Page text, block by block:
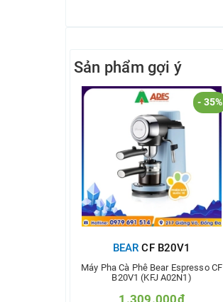
Sản phẩm gợi ý
- 35%
BEAR CF B20V1
Máy Pha Cà Phê Bear Espresso CF
B20V1 (KFJ A02N1)
1.309.000₫